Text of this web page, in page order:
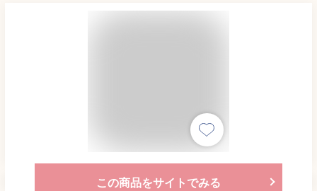
この商品をサイトでみる